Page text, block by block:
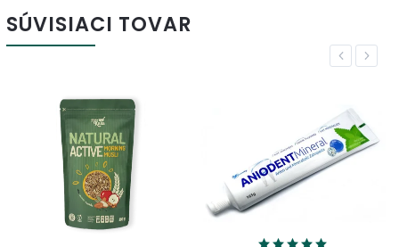
SÚVISIACI TOVAR
Previous
Next